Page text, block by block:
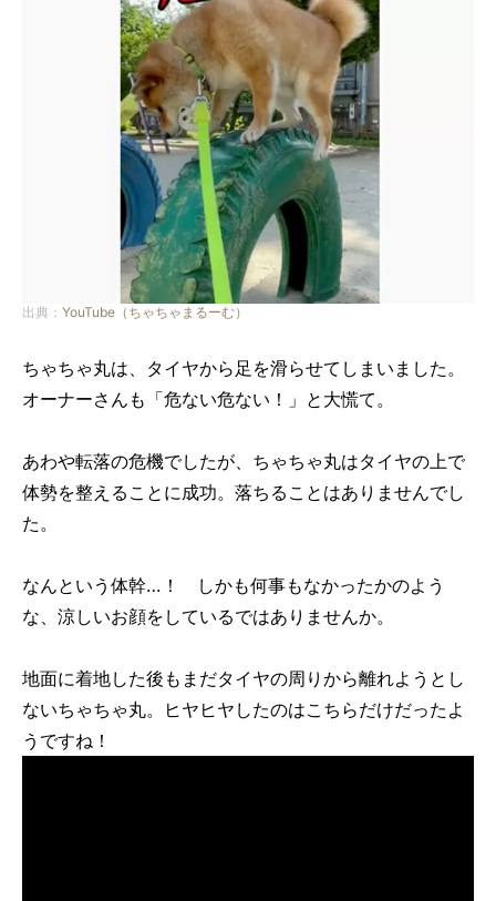
出典： YouTube（ちゃちゃまるーむ）
ちゃちゃ丸は、タイヤから足を滑らせてしまいました。
オーナーさんも「危ない危ない！」と大慌て。
あわや転落の危機でしたが、ちゃちゃ丸はタイヤの上で
体勢を整えることに成功。落ちることはありませんでし
た。
なんという体幹…！ しかも何事もなかったかのよう
な、涼しいお顔をしているではありませんか。
地面に着地した後もまだタイヤの周りから離れようとし
ないちゃちゃ丸。ヒヤヒヤしたのはこちらだけだったよ
うですね！